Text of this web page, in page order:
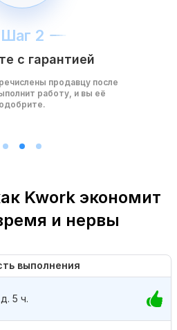
Шаг 2
с гарантией
продавцу после
работу, и вы её
одобрите.
Kwork экономит
и нервы
выполнения
5 ч.